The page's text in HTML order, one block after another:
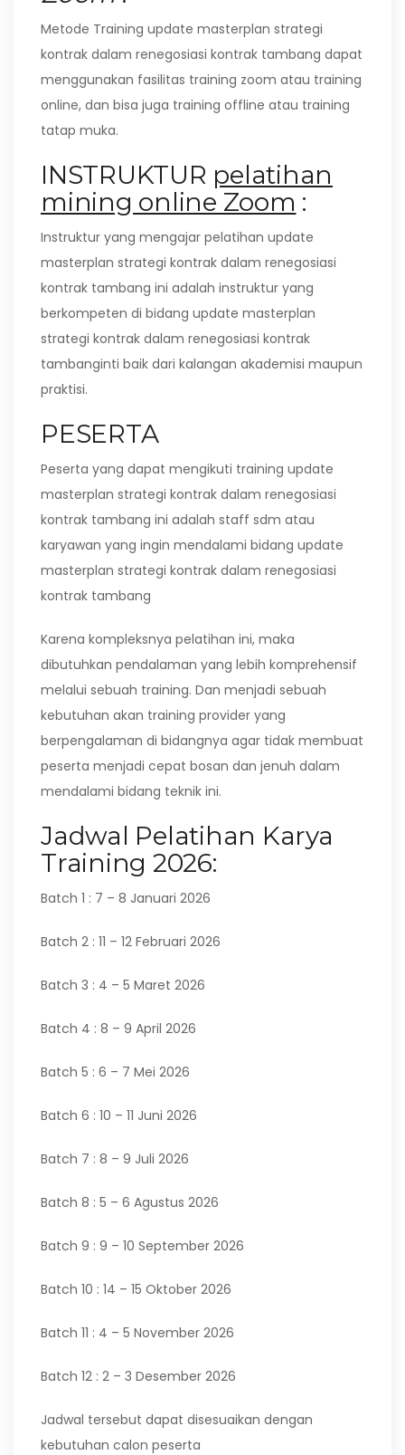
Metode Training update masterplan strategi
kontrak dalam renegosiasi kontrak tambang dapat
menggunakan fasilitas training zoom atau training
online, dan bisa juga training offline atau training
tatap muka.
INSTRUKTUR pelatihan
mining online Zoom :
Instruktur yang mengajar pelatihan update
masterplan strategi kontrak dalam renegosiasi
kontrak tambang ini adalah instruktur yang
berkompeten di bidang update masterplan
strategi kontrak dalam renegosiasi kontrak
tambanginti baik dari kalangan akademisi maupun
praktisi.
PESERTA
Peserta yang dapat mengikuti training update
masterplan strategi kontrak dalam renegosiasi
kontrak tambang ini adalah staff sdm atau
karyawan yang ingin mendalami bidang update
masterplan strategi kontrak dalam renegosiasi
kontrak tambang
Karena kompleksnya pelatihan ini, maka
dibutuhkan pendalaman yang lebih komprehensif
melalui sebuah training. Dan menjadi sebuah
kebutuhan akan training provider yang
berpengalaman di bidangnya agar tidak membuat
peserta menjadi cepat bosan dan jenuh dalam
mendalami bidang teknik ini.
Jadwal Pelatihan Karya
Training 2026:
Batch 1 : 7 – 8 Januari 2026
Batch 2 : 11 – 12 Februari 2026
Batch 3 : 4 – 5 Maret 2026
Batch 4 : 8 – 9 April 2026
Batch 5 : 6 – 7 Mei 2026
Batch 6 : 10 – 11 Juni 2026
Batch 7 : 8 – 9 Juli 2026
Batch 8 : 5 – 6 Agustus 2026
Batch 9 : 9 – 10 September 2026
Batch 10 : 14 – 15 Oktober 2026
Batch 11 : 4 – 5 November 2026
Batch 12 : 2 – 3 Desember 2026
Jadwal tersebut dapat disesuaikan dengan
kebutuhan calon peserta